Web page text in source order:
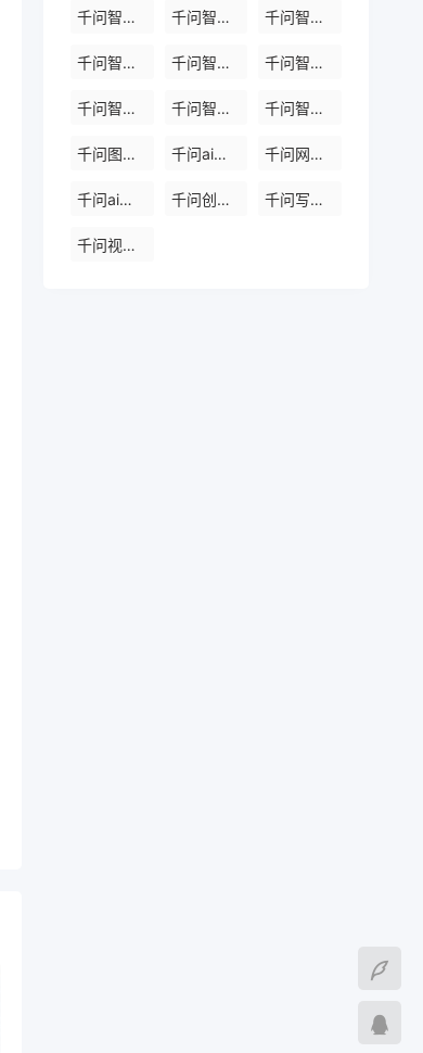
千问智能体服务 千问智能体官网 千问智能体软件
千问智能体网页版 千问智能体网页版入口 千问智能体入口
千问智能体免费 千问智能体免费入口 千问智能体
千问图片网站 千问ai视频网址 千问网盘在线使用
千问ai创作平台 千问创作免费 千问写作助手免费版
千问视频生成助手